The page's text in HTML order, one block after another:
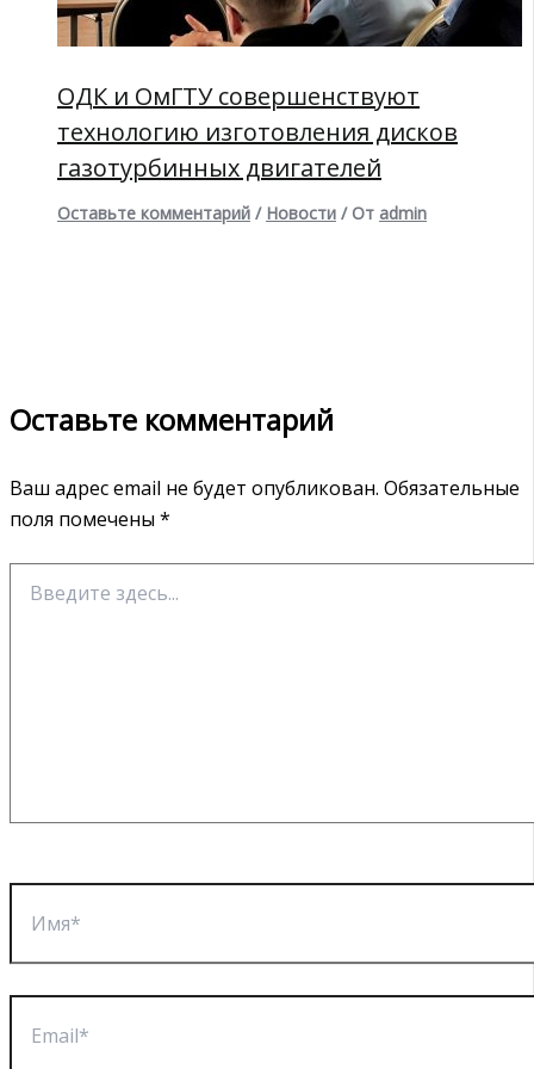
ОДК и ОмГТУ совершенствуют
технологию изготовления дисков
газотурбинных двигателей
Оставьте комментарий / Новости / От admin
Оставьте комментарий
Ваш адрес email не будет опубликован. Обязательные
поля помечены *
здесь...